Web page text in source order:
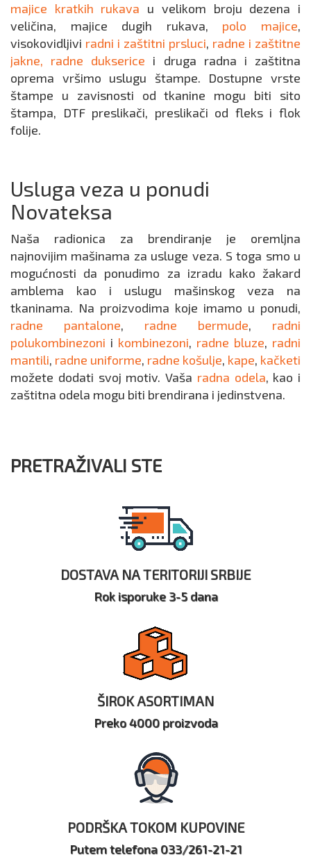
majice kratkih rukava u velikom broju dezena i
veličina, majice dugih rukava, polo majice,
visokovidljivi radni i zaštitni prsluci, radne i zaštitne
jakne, radne dukserice i druga radna i zaštitna
oprema vršimo uslugu štampe. Dostupne vrste
štampe u zavisnosti od tkanine mogu biti sito
štampa, DTF preslikači, preslikači od fleks i flok
folije.
Usluga veza u ponudi
Novateksa
Naša radionica za brendiranje je oremljna
najnovijim mašinama za usluge veza. S toga smo u
mogućnosti da ponudimo za izradu kako žakard
amblema kao i uslugu mašinskog veza na
tkaninama. Na proizvodima koje imamo u ponudi,
radne pantalone, radne bermude, radni
polukombinezoni i kombinezoni, radne bluze, radni
mantili, radne uniforme, radne košulje, kape, kačketi
možete dodati svoj motiv. Vaša radna odela, kao i
zaštitna odela mogu biti brendirana i jedinstvena.
PRETRAŽIVALI STE
DOSTAVA NA TERITORIJI SRBIJE
Rok isporuke 3-5 dana
ŠIROK ASORTIMAN
Preko 4000 proizvoda
PODRŠKA TOKOM KUPOVINE
Putem telefona 033/261-21-21